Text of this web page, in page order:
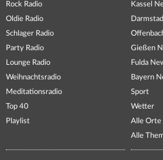
Rock Radio
Oldie Radio
Schlager Radio
Party Radio
Lounge Radio
Weihnachtsradio
Meditationsradio
Top 40
Playlist
Kassel
Gießen
Fulda
Bayern
Sport
Wetter
Alle Orte
Alle